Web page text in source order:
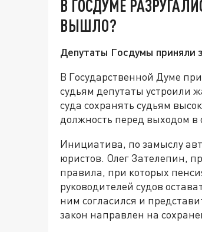
В ГОСДУМЕ
ВЫШЛО?
Депутаты Госдумы приняли
В Государственной Думе
судьям депутаты устроили
суда сохранять судьям
должность перед выходом в
Инициатива, по замыслу
юристов. Олег Зателепин,
правила, при которых
руководителей судов
ним согласился и
закон направлен на